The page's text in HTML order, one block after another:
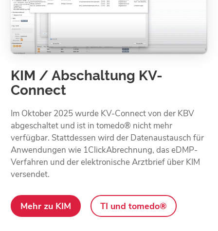
KIM / Abschaltung KV-
Connect
Im Oktober 2025 wurde KV-Connect von der KBV
abgeschaltet und ist in tomedo® nicht mehr
verfügbar. Stattdessen wird der Datenaustausch für
Anwendungen wie 1ClickAbrechnung, das eDMP-
Verfahren und der elektronische Arztbrief über KIM
versendet.
Mehr zu KIM TI und tomedo®